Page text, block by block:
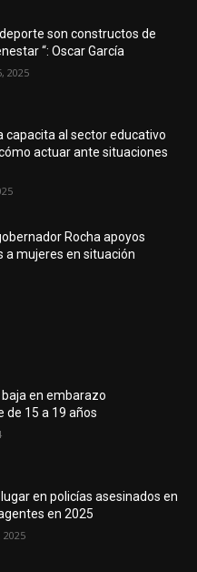
deporte son constructos de
“: Oscar García
2025
capacita al sector educativo
actuar ante situaciones
Rocha apoyos
a mujeres en situación
baja en embarazo
de 15 a 19 años
en policías asesinados en
en 2025